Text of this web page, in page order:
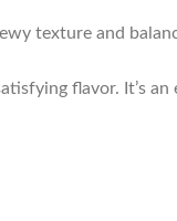
texture and
flavor. It’s